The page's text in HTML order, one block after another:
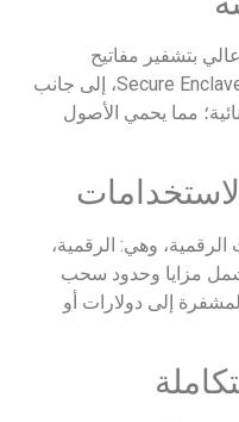
بتشفير مفاتيح
المستخدم الخاصة باستخدام تقنية Secure Enclave، إلى جانب
مما يحمي الأصول
الرقمية، وهي: الرقمية،
يشمل مزايا وحدود سحب
إلى دولارات أو